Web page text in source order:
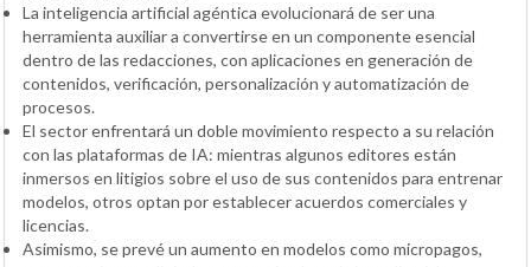
La inteligencia artificial agéntica evolucionará de ser una
herramienta auxiliar a convertirse en un componente esencial
dentro de las redacciones, con aplicaciones en generación de
contenidos, verificación, personalización y automatización de
procesos.
El sector enfrentará un doble movimiento respecto a su relación
con las plataformas de IA: mientras algunos editores están
inmersos en litigios sobre el uso de sus contenidos para entrenar
modelos, otros optan por establecer acuerdos comerciales y
licencias.
Asimismo, se prevé un aumento en modelos como micropagos,